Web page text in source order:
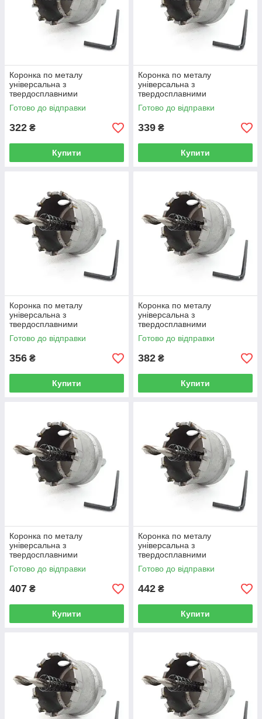
Коронка по металу
універсальна з
твердосплавними
напайками, Rapide 38 мм
(R0429)
Готово до відправки
322 ₴
Купити
Коронка по металу
універсальна з
твердосплавними
напайками, Rapide 40 мм
(R0430)
Готово до відправки
339 ₴
Купити
Коронка по металу
універсальна з
твердосплавними
напайками, Rapide 42 мм
(R0431)
Готово до відправки
356 ₴
Купити
Коронка по металу
універсальна з
твердосплавними
напайками, Rapide 45 мм
(R0432)
Готово до відправки
382 ₴
Купити
Коронка по металу
універсальна з
твердосплавними
напайками, Rapide 48 мм
(RU-48)
Готово до відправки
407 ₴
Купити
Коронка по металу
універсальна з
твердосплавними
напайками, Rapide 50 мм
(R0434)
Готово до відправки
442 ₴
Купити